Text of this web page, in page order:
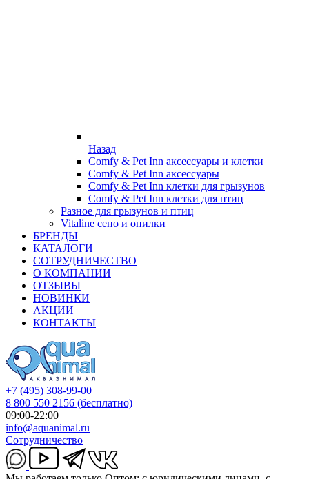
Назад
Comfy & Pet Inn аксессуары и клетки
Comfy & Pet Inn аксессуары
Comfy & Pet Inn клетки для грызунов
Comfy & Pet Inn клетки для птиц
Разное для грызунов и птиц
Vitaline сено и опилки
БРЕНДЫ
КАТАЛОГИ
СОТРУДНИЧЕСТВО
О КОМПАНИИ
ОТЗЫВЫ
НОВИНКИ
АКЦИИ
КОНТАКТЫ
+7 (495) 308-99-00
8 800 550 2156 (бесплатно)
09:00-22:00
info@aquanimal.ru
Сотрудничество